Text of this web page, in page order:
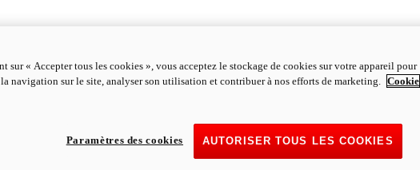
sur « Accepter tous les cookies », vous acceptez le stockage de cookies sur votre appareil pour
navigation sur le site, analyser son utilisation et contribuer à nos efforts de marketing. Cookie
AUTORISER TOUS LES COOKIES
Paramètres des cookies